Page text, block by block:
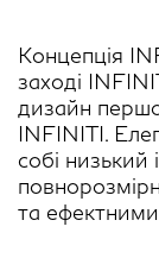
Концепція
заході
дизайн
INFINITI.
собі низький
та